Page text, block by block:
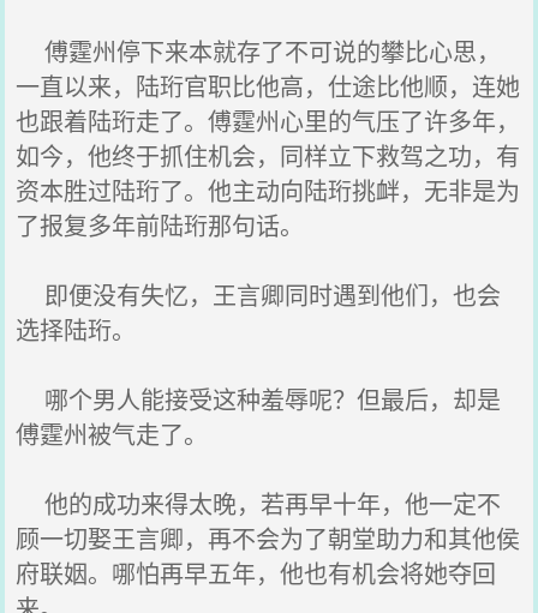
傅霆州停下来本就存了不可说的攀比心思，
一直以来，陆珩官职比他高，仕途比他顺，连她
也跟着陆珩走了。傅霆州心里的气压了许多年，
如今，他终于抓住机会，同样立下救驾之功，有
资本胜过陆珩了。他主动向陆珩挑衅，无非是为
了报复多年前陆珩那句话。
即便没有失忆，王言卿同时遇到他们，也会
选择陆珩。
哪个男人能接受这种羞辱呢？但最后，却是
傅霆州被气走了。
他的成功来得太晚，若再早十年，他一定不
顾一切娶王言卿，再不会为了朝堂助力和其他侯
府联姻。哪怕再早五年，他也有机会将她夺回